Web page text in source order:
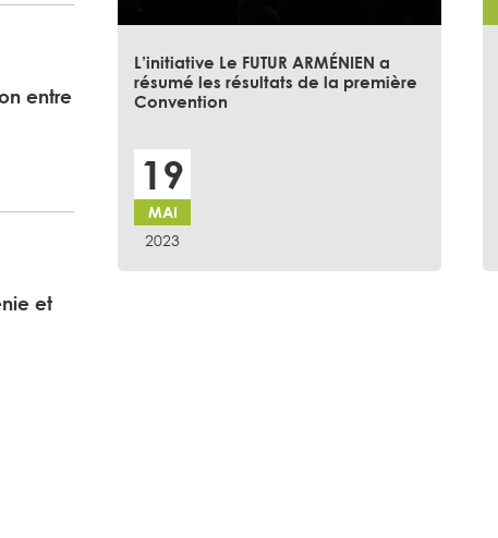
entre
et
L’initiative Le FUTUR ARMÉNIEN a
résumé les résultats de la première
Convention
19
MAI
2023